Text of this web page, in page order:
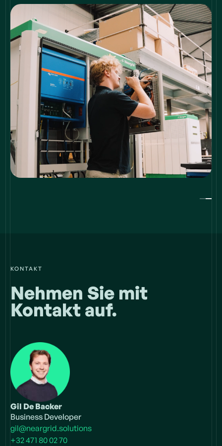
KONTAKT
Nehmen Sie mit
Kontakt auf.
Gil De Backer
Business Developer
gil@neargrid.solutions
+32 471 80 02 70